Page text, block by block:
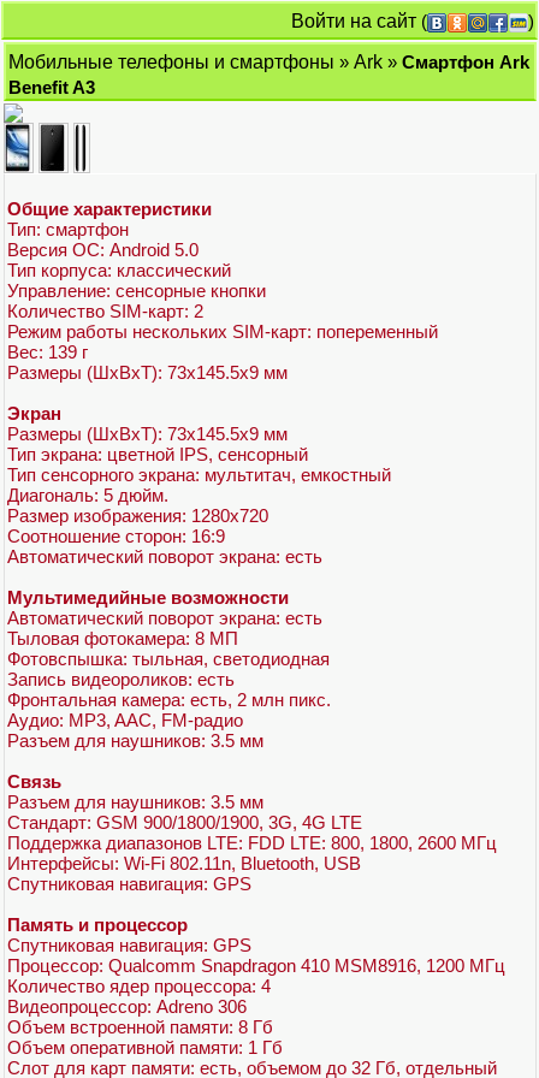
Войти на сайт (
)
Мобильные телефоны и смартфоны » Ark » Смартфон Ark
Benefit A3
Общие характеристики
Тип: смартфон
Версия ОС: Android 5.0
Тип корпуса: классический
Управление: сенсорные кнопки
Количество SIM-карт: 2
Режим работы нескольких SIM-карт: попеременный
Вес: 139 г
Размеры (ШxВxТ): 73x145.5x9 мм
Экран
Размеры (ШxВxТ): 73x145.5x9 мм
Тип экрана: цветной IPS, сенсорный
Тип сенсорного экрана: мультитач, емкостный
Диагональ: 5 дюйм.
Размер изображения: 1280x720
Соотношение сторон: 16:9
Автоматический поворот экрана: есть
Мультимедийные возможности
Автоматический поворот экрана: есть
Тыловая фотокамера: 8 МП
Фотовспышка: тыльная, светодиодная
Запись видеороликов: есть
Фронтальная камера: есть, 2 млн пикс.
Аудио: MP3, AAC, FM-радио
Разъем для наушников: 3.5 мм
Связь
Разъем для наушников: 3.5 мм
Стандарт: GSM 900/1800/1900, 3G, 4G LTE
Поддержка диапазонов LTE: FDD LTE: 800, 1800, 2600 МГц
Интерфейсы: Wi-Fi 802.11n, Bluetooth, USB
Спутниковая навигация: GPS
Память и процессор
Спутниковая навигация: GPS
Процессор: Qualcomm Snapdragon 410 MSM8916, 1200 МГц
Количество ядер процессора: 4
Видеопроцессор: Adreno 306
Объем встроенной памяти: 8 Гб
Объем оперативной памяти: 1 Гб
Слот для карт памяти: есть, объемом до 32 Гб, отдельный